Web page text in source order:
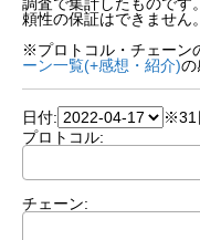
頼性の保証はできません。
※プロトコル・チェーン
ーン一覧(+感想・紹介)の
日付:
※31
プロトコル:
チェーン: